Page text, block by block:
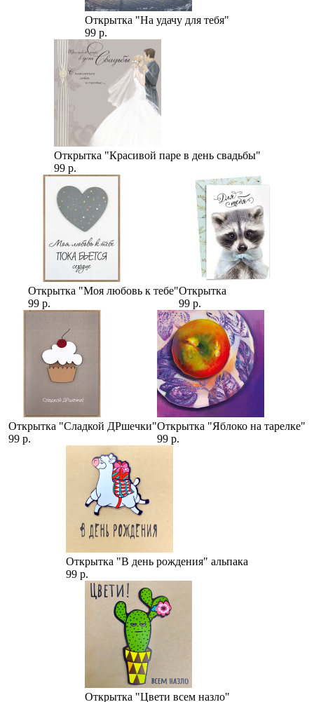
Открытка "На удачу для тебя"
99 р.
Открытка "Красивой паре в день свадьбы"
99 р.
Открытка "Моя любовь к тебе"
99 р.
Открытка
99 р.
Открытка "Сладкой ДРшечки"
99 р.
Открытка "Яблоко на тарелке"
99 р.
Открытка "В день рождения" альпака
99 р.
Открытка "Цвети всем назло"